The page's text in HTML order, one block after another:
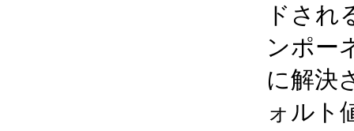
ドされ
ンポー
に解決
ォルト